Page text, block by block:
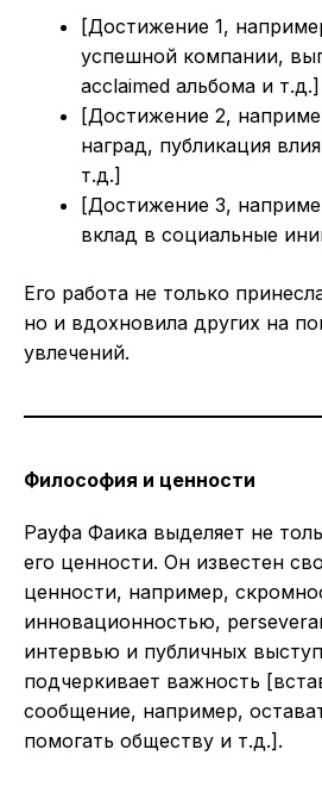
[Достижение 1,
успешной компании,
acclaimed альбома и т.д.]
[Достижение 2,
наград, публикация
т.д.]
[Достижение 3,
вклад в социальные
Его работа не только
но и вдохновила других на
увлечений.
Философия и ценности
Рауфа Фаика выделяет не
его ценности. Он известен
ценности, например,
инновационностью,
интервью и публичных
подчеркивает важность
сообщение, например,
помогать обществу и т.д.].